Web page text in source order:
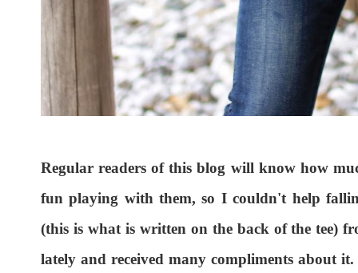
Regular readers of this blog will know how
fun playing with them, so I couldn't help
(this is what is written on the back of the tee)
lately and received many compliments about